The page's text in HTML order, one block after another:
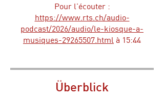
Pour l'écouter :
https://www.rts.ch/audio-
podcast/2026/audio/le-kiosque-a-
musiques-29265507.html à 15:44
Überblick